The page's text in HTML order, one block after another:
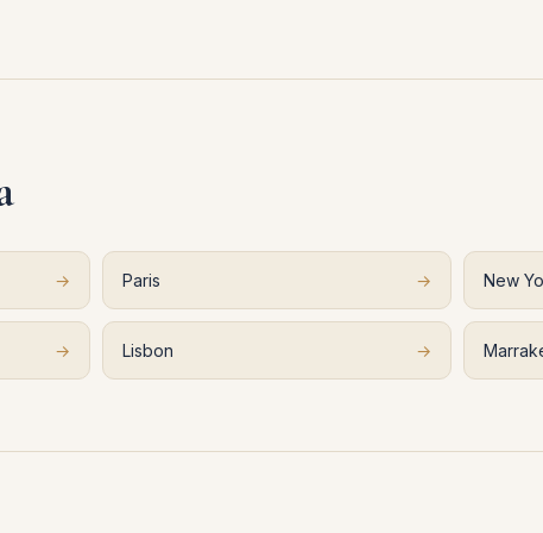
→ Paris → New
→ Lisbon →